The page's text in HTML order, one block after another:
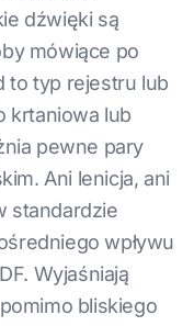
dźwięki są
mówiące po
to typ rejestru lub
krtaniowa lub
pewne pary
Ani lenicja, ani
standardzie
wpływu
Wyjaśniają
bliskiego